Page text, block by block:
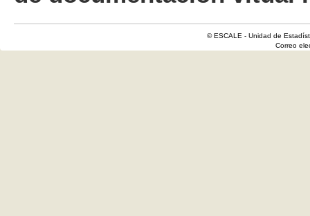
© ESCALE - Unidad de
Correo